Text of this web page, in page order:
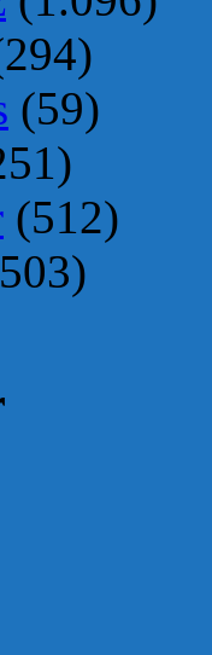
(59)
(512)